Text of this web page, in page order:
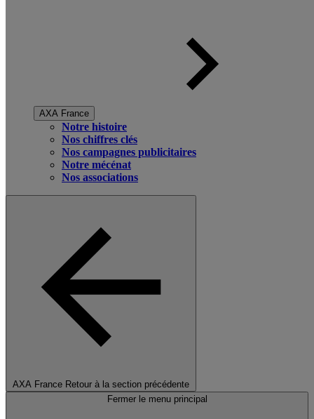
AXA France
Notre histoire
Nos chiffres clés
Nos campagnes publicitaires
Notre mécénat
Nos associations
AXA France Retour à la section précédente
Fermer le menu principal